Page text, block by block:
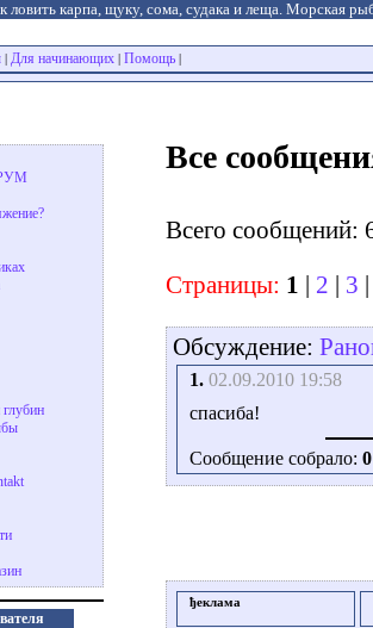
ловить карпа, щуку, сома, судака и леща. Морская
Для начинающих Помощь
Все
Всего сообщений:
Страницы: 1 2 3
Обсуждение:
1. 02.09.2010 19:58
спасиба!
Сообщение собрало: 0
ђеклама